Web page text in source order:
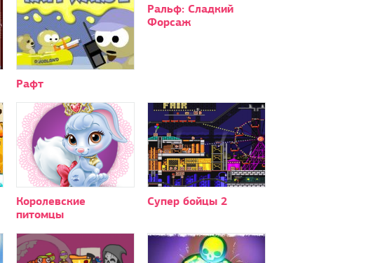
Рафт
Ральф: Сладкий
Форсаж
Королевские
питомцы
Супер бойцы 2